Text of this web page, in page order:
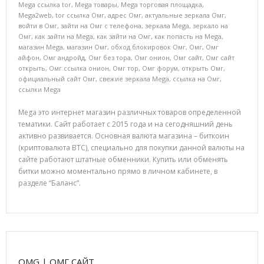
Mega ссылка tor, Mega товары, Mega торговая площадка,
Mega2web, tor ссылка Омг, адрес Омг, актуальные зеркала Омг,
войти в Омг, зайти на Омг с телефона, зеркала Mega, зеркало на
Омг, как зайти на Mega, как зайти на Омг, как попасть на Mega,
магазин Mega, магазин Омг, обход блокировок Омг, Омг, Омг
айфон, Омг андройд, Омг без тора, Омг онион, Омг сайт, Омг сайт
открыть, Омг ссылка онион, Омг тор, Омг форум, открыть Омг,
официальный сайт Омг, свежие зеркала Mega, ссылка на Омг,
ссылки Mega
Mega это интернет магазин различных товаров определенной
тематики. Сайт работает с 2015 года и на сегодняшний день
активно развивается. Основная валюта магазина – биткоин
(криптовалюта BTC), специально для покупки данной валюты на
сайте работают штатные обменники. Купить или обменять
битки можно моментально прямо в личном кабинете, в
разделе “Баланс”.
OMG | ОМГ САЙТ